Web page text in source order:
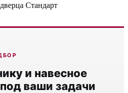
Стандарт
и навесное
ваши задачи